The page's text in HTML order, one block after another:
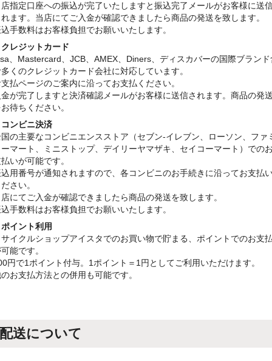
指定口座への振込が完了いたしますと振込完了メールがお客様に送
ます。当店にてご入金が確認できましたら商品の発送を致します。
手数料はお客様負担でお願いいたします。
レジットカード
、Mastercard、JCB、AMEX、Diners、ディスカバーの国際ブランド
くのクレジットカード会社に対応しています。
払ページのご案内に沿ってお支払ください。
が完了しますと決済確認メールがお客様に送信されます。商品の発
待ちください。
ンビニ決済
の主要なコンビニエンスストア（セブン-イレブン、ローソン、ファ
マート、ミニストップ、デイリーヤマザキ、セイコーマート）での
いが可能です。
用番号が通知されますので、各コンビニのお手続きに沿ってお支払
さい。
にてご入金が確認できましたら商品の発送を致します。
手数料はお客様負担でお願いいたします。
イント利用
イクルショップアイスタでのお買い物で貯まる、ポイントでのお支
能です。
円で1ポイント付与。1ポイント＝1円としてご利用いただけます。
お支払方法との併用も可能です。
配送について